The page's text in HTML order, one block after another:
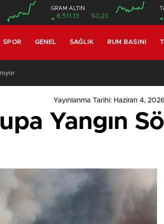
GRAM ALTIN
6.511,13 %0,23
SPOR GENEL SAĞLIK RUM BASINI
Yayınlanma Tarihi: Haziran 4, 2026
Yangın